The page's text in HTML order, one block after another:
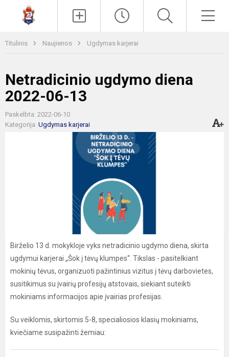
Titulinis Naujienos Ugdymas karjerai
Netradicinio ugdymo diena
2022-06-13
Paskelbta: 2022-06-10
Kategorija: Ugdymas karjerai
Birželio 13 d. mokykloje vyks netradicinio ugdymo diena, skirta
ugdymui karjerai „Šok į tėvų klumpes“. Tikslas - pasitelkiant
mokinių tėvus, organizuoti pažintinius vizitus į tėvų darbovietes,
susitikimus su įvairių profesijų atstovais, siekiant suteikti
mokiniams informacijos apie įvairias profesijas.
Su veiklomis, skirtomis 5-8, specialiosios klasių mokiniams,
kviečiame susipažinti žemiau: